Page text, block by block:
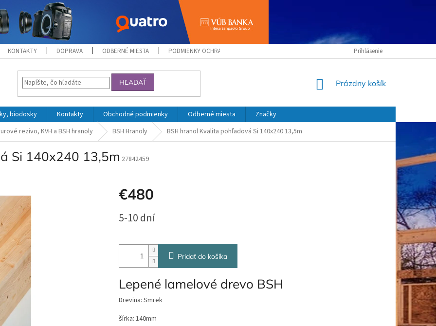
KONTAKTY DOPRAVA ODBERNÉ MIESTA PODMIENKY OCHRANY OSOBNÝCH ÚDAJOV OBCHODNÉ PODMIENKYPrihlásenie
HĽADAŤ
NÁKUPNÝ
Prázdny košík
biodosky Kontakty Obchodné podmienky Odberné miesta
Značky
rezivo, KVH a BSH hranoly BSH Hranoly BSH hranol Kvalita pohľadová Si 140x240 13,5m
Si 140x240 13,5m 27842459
€480
cena:
5-10 dní
Pridať do košíka
Lepené lamelové drevo BSH
Drevina: Smrek
šírka: 140mm